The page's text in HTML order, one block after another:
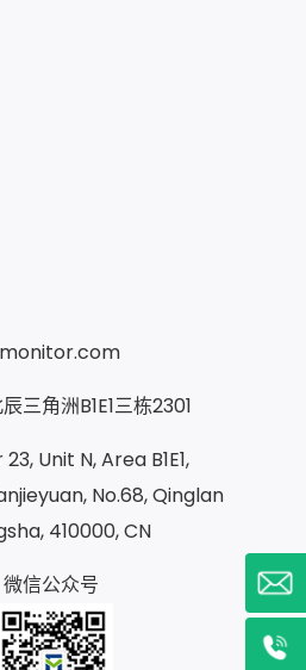
三角洲B1E1三栋2301
Unit N, Area B1E1,
No.68, Qinglan
410000, CN
微信公众号